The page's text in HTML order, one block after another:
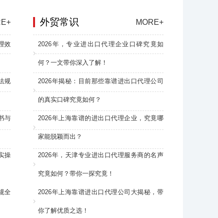
外贸常识 MORE+
2026年，专业进出口代理企业口碑究竟如
何？一文带你深入了解！
2026年揭秘：目前那些靠谱进出口代理公司
的真实口碑究竟如何？
2026年上海靠谱的进出口代理企业，究竟哪
家能脱颖而出？
2026年，天津专业进出口代理服务商的名声
究竟如何？带你一探究竟！
2026年上海靠谱进出口代理公司大揭秘，带
你了解优质之选！
效
规
与
操
全